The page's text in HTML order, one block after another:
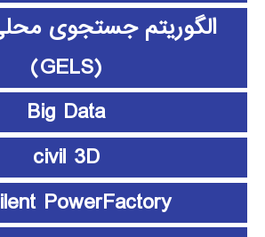
الگوریتم جستجوی
(GELS)
Big Data
civil 3D
PowerFactory